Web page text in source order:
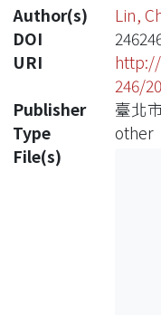
Author(s)
Lin,
DOI
URI
246/
Publisher
臺北
Type
other
File(s)